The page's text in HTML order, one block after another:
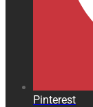
Pinterest